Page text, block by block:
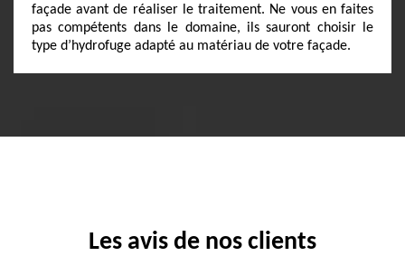
façade avant de réaliser le traitement. Ne vous en faites
pas compétents dans le domaine, ils sauront choisir le
type d’hydrofuge adapté au matériau de votre façade.
Les avis de nos clients